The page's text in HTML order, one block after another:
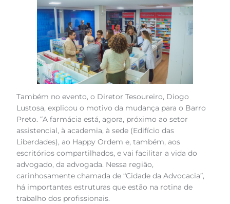
Também no evento, o Diretor Tesoureiro, Diogo
Lustosa, explicou o motivo da mudança para o Barro
Preto. “A farmácia está, agora, próximo ao setor
assistencial, à academia, à sede (Edifício das
Liberdades), ao Happy Ordem e, também, aos
escritórios compartilhados, e vai facilitar a vida do
advogado, da advogada. Nessa região,
carinhosamente chamada de “Cidade da Advocacia”,
há importantes estruturas que estão na rotina de
trabalho dos profissionais.